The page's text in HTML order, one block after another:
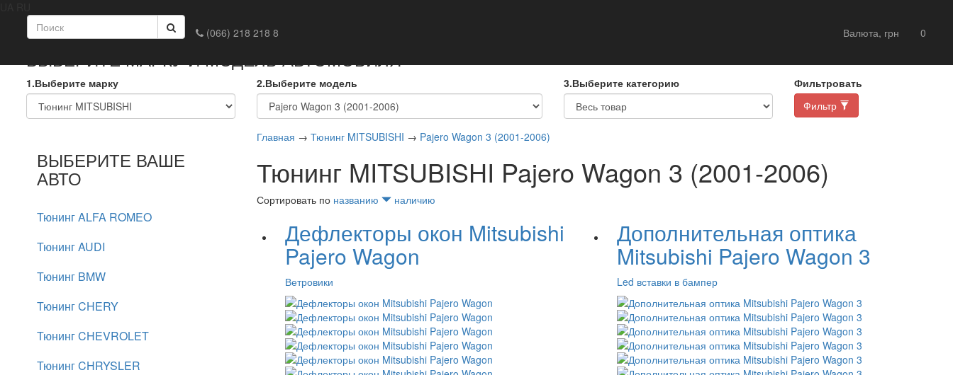
(066) 218 218 8
Валюта, грн 0
Главная Обмен и возврат
ВЫБЕРИТЕ МАРКУ И МОДЕЛЬ АВТОМОБИЛЯ
1.Выберите марку 2.Выберите модель 3.Выберите категорию
Фильтровать
Фильтр
ВЫБЕРИТЕ ВАШЕ
АВТО
Тюнинг ALFA ROMEO
Тюнинг AUDI
Тюнинг BMW
Тюнинг CHERY
Тюнинг CHEVROLET
Тюнинг CHRYSLER
Главная → Тюнинг MITSUBISHI → Pajero Wagon 3 (2001-2006)
Тюнинг MITSUBISHI Pajero Wagon 3 (2001-2006)
Сортировать по названию наличию
Дефлекторы окон Mitsubishi
Pajero Wagon
Ветровики
Дополнительная оптика
Mitsubishi Pajero Wagon 3
Led вставки в бампер